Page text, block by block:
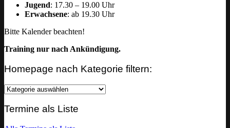
Jugend: 17.30 – 19.00 Uhr
Erwachsene: ab 19.30 Uhr
Bitte Kalender beachten!
Training nur nach Ankündigung.
Homepage nach Kategorie filtern:
Homepage
Kategorie
Termine als Liste